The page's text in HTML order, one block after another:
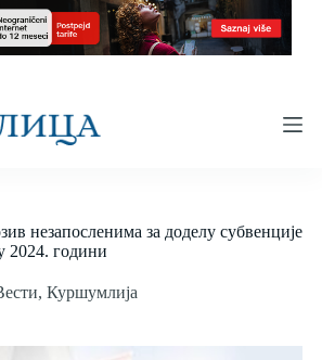
незапосленима за доделу субвенције
2024. години
, Куршумлија